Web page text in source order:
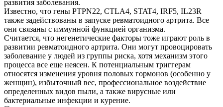
развития заболевания.
Известно, что гены PTPN22, CTLA4, STAT4, IRF5, IL23R
также задействованы в запуске ревматоидного артрита. Все
они связаны с иммунной функцией организма.
Считается, что негенетические факторы тоже играют роль в
развитии ревматоидного артрита. Они могут провоцировать
заболевание у людей из группы риска, хотя механизм этого
процесса все еще неясен. К потенциальным триггерам
относятся изменения уровня половых гормонов (особенно у
женщин), избыточный вес, профессиональное воздействие
определенных видов пыли, а также вирусные или
бактериальные инфекции и курение.